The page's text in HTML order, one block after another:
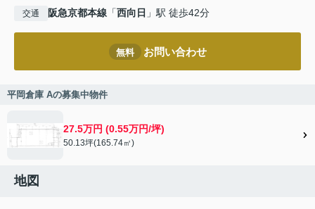
交通 阪急京都本線 「西向日 」駅 徒歩42分
無料 お問い合わせ
平岡倉庫 Aの募集中物件
27.5万円 (0.55万円/坪)
50.13坪(165.74㎡)
地図